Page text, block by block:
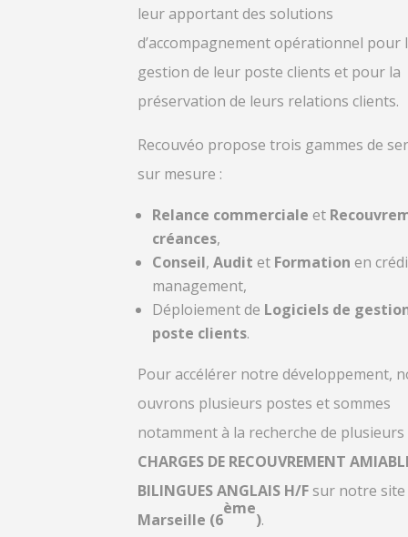
leur apportant des solutions
d’accompagnement opérationnel pour
gestion de leur poste clients et pour la
préservation de leurs relations clients.
Recouvéo propose trois gammes de
sur mesure :
Relance commerciale et
créances,
Conseil, Audit et Formation en
management,
Déploiement de Logiciels de
poste clients.
Pour accélérer notre développement,
ouvrons plusieurs postes et sommes
notamment à la recherche de plusieurs
CHARGES DE RECOUVREMENT
BILINGUES ANGLAIS H/F sur notre site
Marseille (6
ème
).